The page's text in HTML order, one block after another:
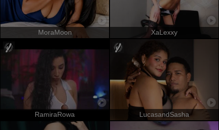
MoraMoon XaLexxy
RamiraRowa LucasandSasha